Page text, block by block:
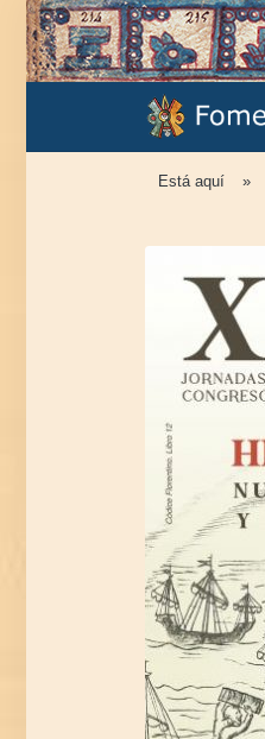
Está aquí »